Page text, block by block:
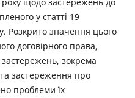
у статті 19
Розкрито значення цього
договірного права,
зокрема
застереження про
проблеми їх